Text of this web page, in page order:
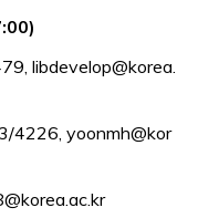
libdevelop@korea.
4226, yoonmh@kor